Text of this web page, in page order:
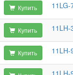
Купить
Купить
Купить 11LH-
11LH-